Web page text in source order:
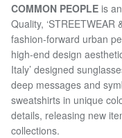
COMMON PEOPLE is
Quality, ‘STREETWEAR
fashion-forward urban
high-end design
Italy’ designed
deep messages and
sweatshirts in unique
details, releasing new
collections.